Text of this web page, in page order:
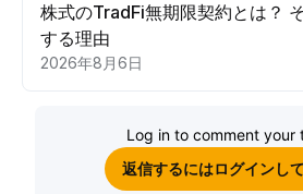
株式のTradFi無期限契約とは？
する理由
2026年8月6日
Log in to comment your
返信するにはログインし